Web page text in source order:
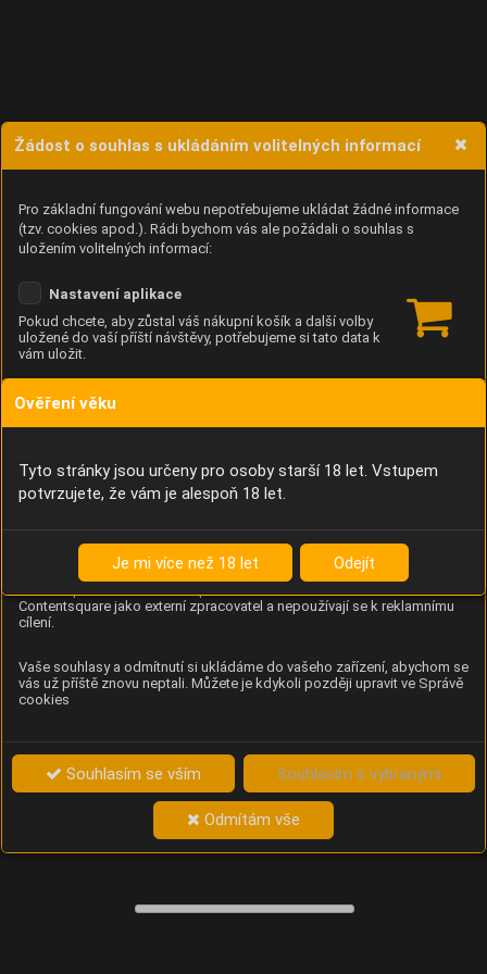
Žádost o souhlas s ukládáním volitelných informací
Pro základní fungování webu nepotřebujeme ukládat žádné informace
(tzv. cookies apod.). Rádi bychom vás ale požádali o souhlas s
uložením volitelných informací:
Nastavení aplikace
Pokud chcete, aby zůstal váš nákupní košík a další volby
uložené do vaší příští návštěvy, potřebujeme si tato data k
vám uložit.
Anonymní unikátní ID
Díky němu příště poznáme, že se jedná o stejné zařízení, a
Identifikátor je zcela anonymní.
Analýza chování návštěvníků na webu (pohyb kurzoru,
kliknutí, procházení stránek a heatmapy), která
provozovateli e-shopu Betelné škopek pomáhá zlepšovat
Contentsquare jako externí zpracovatel a nepoužívají se k reklamnímu
cílení.
Vaše souhlasy a odmítnutí si ukládáme do vašeho zařízení, abychom se
vás už příště znovu neptali. Můžete je kdykoli později upravit ve Správě
cookies
Souhlasím se vším Souhlasím s vybranými
Odmítám vše
Ověření věku
Tyto stránky jsou určeny pro osoby starší 18 let. Vstupem
potvrzujete, že vám je alespoň 18 let.
Je mi více než 18 let Odejít